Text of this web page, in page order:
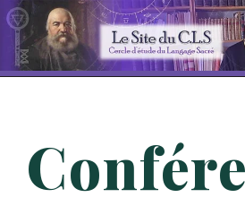
Aller
au
contenu